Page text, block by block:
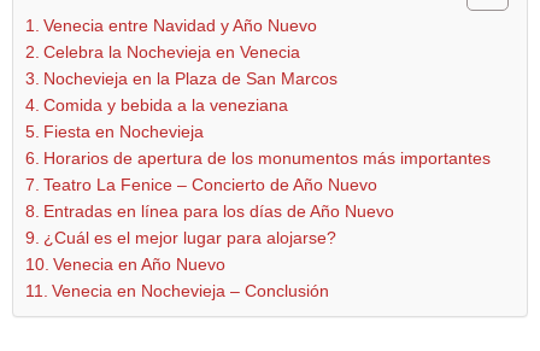
Venecia entre Navidad y Año Nuevo
Celebra la Nochevieja en Venecia
Nochevieja en la Plaza de San Marcos
Comida y bebida a la veneziana
Fiesta en Nochevieja
Horarios de apertura de los monumentos más importantes
Teatro La Fenice – Concierto de Año Nuevo
Entradas en línea para los días de Año Nuevo
¿Cuál es el mejor lugar para alojarse?
Venecia en Año Nuevo
Venecia en Nochevieja – Conclusión